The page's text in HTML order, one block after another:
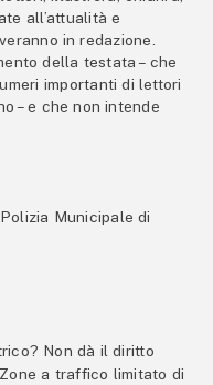
all’attualità e
in redazione.
della testata – che
importanti di lettori
– e che non intende
Municipale di
Non dà il diritto
a traffico limitato di